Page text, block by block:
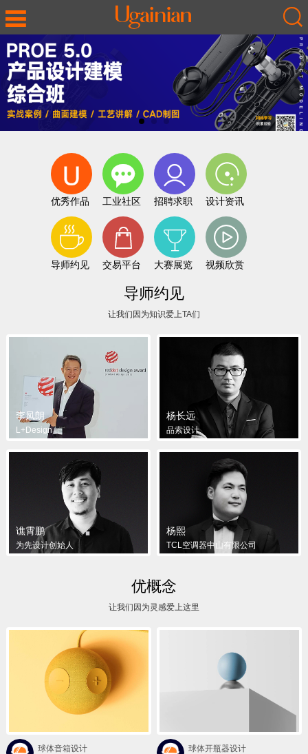
优秀作品 工业社区 招聘求职 设计资讯
导师约见 交易平台 大赛展览 视频欣赏
导师约见
让我们因为知识爱上TA们
李凤朗
L+Design
杨长远
品索设计
谯霄鹏
为先设计创始人
杨熙
TCL空调器中山有限公司
优概念
让我们因为灵感爱上这里
球体音箱设计
球体开瓶器设计